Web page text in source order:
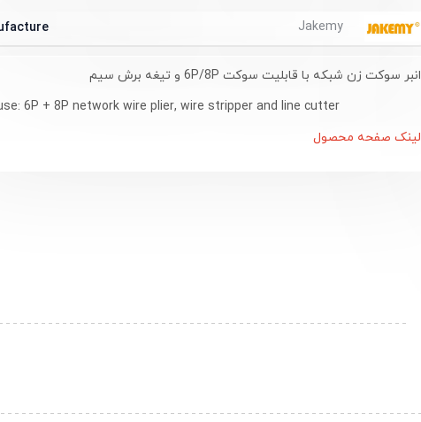
انبر سوکت زن شبکه با قابلیت سوکت 6P/8P و تیغه برش سیم
6P + 8P network wire plier, wire stripper and line cutter
لینک صفحه محصول